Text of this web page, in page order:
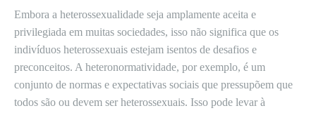
Embora a heterossexualidade seja amplamente aceita e
privilegiada em muitas sociedades, isso não significa que os
indivíduos heterossexuais estejam isentos de desafios e
preconceitos. A heteronormatividade, por exemplo, é um
conjunto de normas e expectativas sociais que pressupõem que
todos são ou devem ser heterossexuais. Isso pode levar à